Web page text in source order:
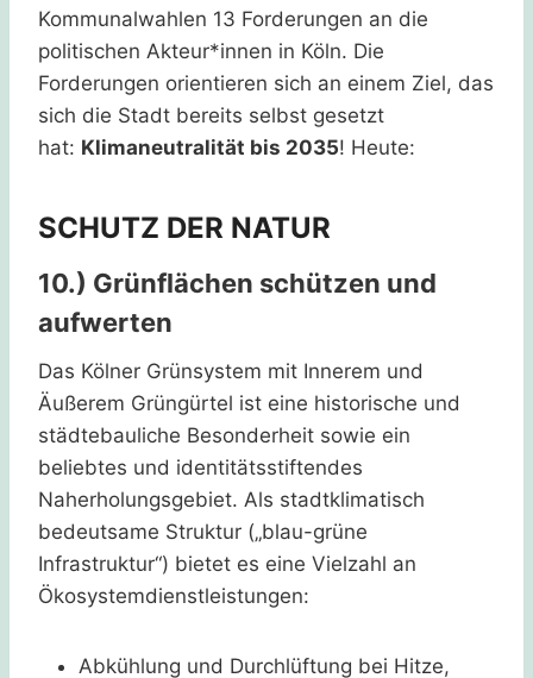
Kommunalwahlen 13 Forderungen an die
politischen Akteur*innen in Köln. Die
Forderungen orientieren sich an einem Ziel, das
sich die Stadt bereits selbst gesetzt
hat: Klimaneutralität bis 2035! Heute:
SCHUTZ DER NATUR
10.) Grünflächen schützen und
aufwerten
Das Kölner Grünsystem mit Innerem und
Äußerem Grüngürtel ist eine historische und
städtebauliche Besonderheit sowie ein
beliebtes und identitätsstiftendes
Naherholungsgebiet. Als stadtklimatisch
bedeutsame Struktur („blau-grüne
Infrastruktur“) bietet es eine Vielzahl an
Ökosystemdienstleistungen:
Abkühlung und Durchlüftung bei Hitze,